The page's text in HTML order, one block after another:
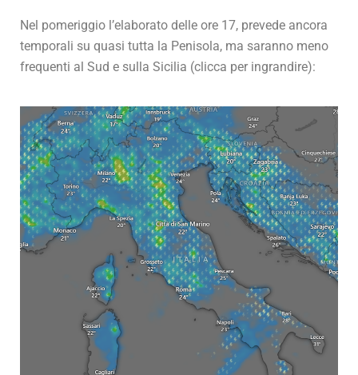
Nel pomeriggio l’elaborato delle ore 17, prevede ancora
temporali su quasi tutta la Penisola, ma saranno meno
frequenti al Sud e sulla Sicilia (clicca per ingrandire):